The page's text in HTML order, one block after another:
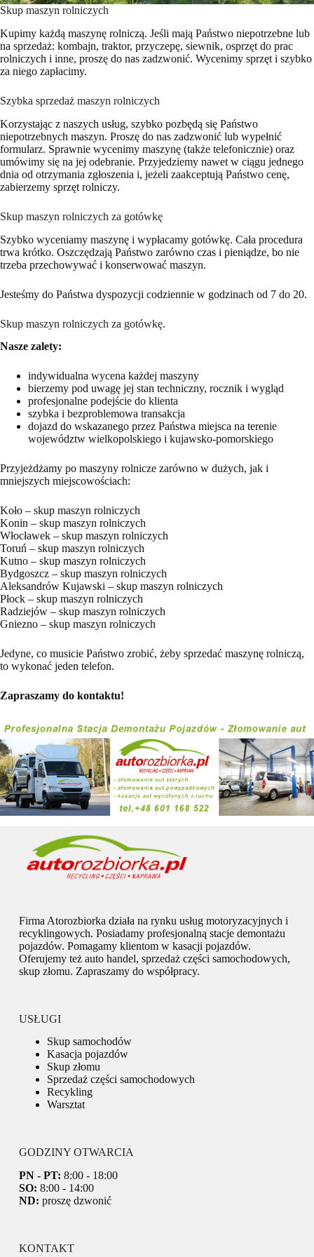
Skup maszyn rolniczych
Kupimy każdą maszynę rolniczą. Jeśli mają Państwo niepotrzebne lub
na sprzedaż: kombajn, traktor, przyczepę, siewnik, osprzęt do prac
rolniczych i inne, proszę do nas zadzwonić. Wycenimy sprzęt i szybko
za niego zapłacimy.
Szybka sprzedaż maszyn rolniczych
Korzystając z naszych usług, szybko pozbędą się Państwo
niepotrzebnych maszyn. Proszę do nas zadzwonić lub wypełnić
formularz. Sprawnie wycenimy maszynę (także telefonicznie) oraz
umówimy się na jej odebranie. Przyjedziemy nawet w ciągu jednego
dnia od otrzymania zgłoszenia i, jeżeli zaakceptują Państwo cenę,
zabierzemy sprzęt rolniczy.
Skup maszyn rolniczych za gotówkę
Szybko wyceniamy maszynę i wypłacamy gotówkę. Cała procedura
trwa krótko. Oszczędzają Państwo zarówno czas i pieniądze, bo nie
trzeba przechowywać i konserwować maszyn.
Jesteśmy do Państwa dyspozycji codziennie w godzinach od 7 do 20.
Skup maszyn rolniczych za gotówkę.
Nasze zalety:
indywidualna wycena każdej maszyny
bierzemy pod uwagę jej stan techniczny, rocznik i wygląd
profesjonalne podejście do klienta
szybka i bezproblemowa transakcja
dojazd do wskazanego przez Państwa miejsca na terenie
województw wielkopolskiego i kujawsko-pomorskiego
Przyjeżdżamy po maszyny rolnicze zarówno w dużych, jak i
mniejszych miejscowościach:
Koło – skup maszyn rolniczych
Konin – skup maszyn rolniczych
Włocławek – skup maszyn rolniczych
Toruń – skup maszyn rolniczych
Kutno – skup maszyn rolniczych
Bydgoszcz – skup maszyn rolniczych
Aleksandrów Kujawski – skup maszyn rolniczych
Płock – skup maszyn rolniczych
Radziejów – skup maszyn rolniczych
Gniezno – skup maszyn rolniczych
Jedyne, co musicie Państwo zrobić, żeby sprzedać maszynę rolniczą,
to wykonać jeden telefon.
Zapraszamy do kontaktu!
Firma Atorozbiorka działa na rynku usług motoryzacyjnych i
recyklingowych. Posiadamy profesjonalną stacje demontażu
pojazdów. Pomagamy klientom w kasacji pojazdów.
Oferujemy też auto handel, sprzedaż części samochodowych,
skup złomu. Zapraszamy do współpracy.
USŁUGI
Skup samochodów
Kasacja pojazdów
Skup złomu
Sprzedaż części samochodowych
Recykling
Warsztat
GODZINY OTWARCIA
PN - PT: 8:00 - 18:00
SO: 8:00 - 14:00
ND: proszę dzwonić
KONTAKT